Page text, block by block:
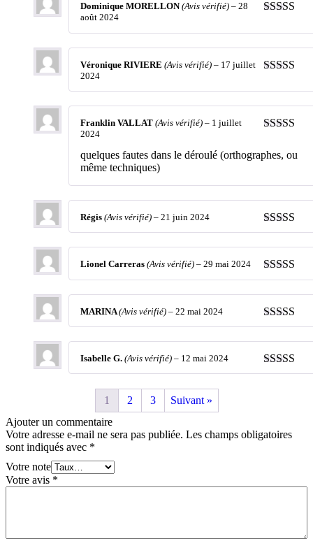
Dominique MORELLON(Avis vérifié) – 28
août 2024
5
Véronique RIVIERE (Avis vérifié) – 17 juillet
2024
5
Franklin VALLAT (Avis vérifié) – 1 juillet
2024
quelques fautes dans le déroulé (orthographes, ou
même techniques)
Note5sur
Régis (Avis vérifié) – 21 juin 2024
Note5sur
Lionel Carreras (Avis vérifié) – 29 mai 2024
Note5sur
MARINA(Avis vérifié) – 22 mai 2024
Note4sur
Isabelle G. (Avis vérifié) – 12 mai 2024
1 2 3
Suivant »
Ajouter un commentaire
Votre adresse e-mail ne sera pas publiée. Les champs obligatoires
sont indiqués avec *
Votre note
Votre avis *